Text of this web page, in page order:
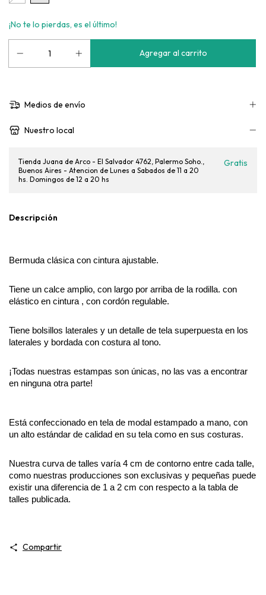
¡No te lo pierdas, es el último!
Medios de envío
Nuestro local
Tienda Juana de Arco - El Salvador 4762, Palermo Soho.,
Buenos Aires - Atencion de Lunes a Sabados de 11 a 20
hs. Domingos de 12 a 20 hs
Gratis
Descripción
Bermuda clásica con cintura ajustable.
Tiene un calce amplio, con largo por arriba de la rodilla. con
elástico en cintura , con cordón regulable.
Tiene bolsillos laterales y un detalle de tela superpuesta en los
laterales y bordada con costura al tono.
¡Todas nuestras estampas son únicas, no las vas a encontrar
en ninguna otra parte!
Está confeccionado en tela de modal estampado a mano, con
un alto estándar de calidad en su tela como en sus costuras.
Nuestra curva de talles varía 4 cm de contorno entre cada talle,
como nuestras producciones son exclusivas y pequeñas puede
existir una diferencia de 1 a 2 cm con respecto a la tabla de
talles publicada.
Compartir